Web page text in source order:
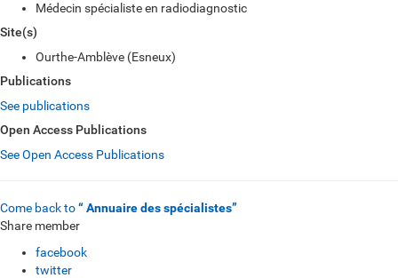
Médecin spécialiste en radiodiagnostic
Site(s)
Ourthe-Amblève (Esneux)
Publications
See publications
Open Access Publications
See Open Access Publications
Come back to“ Annuaire des spécialistes”
Share member
facebook
twitter